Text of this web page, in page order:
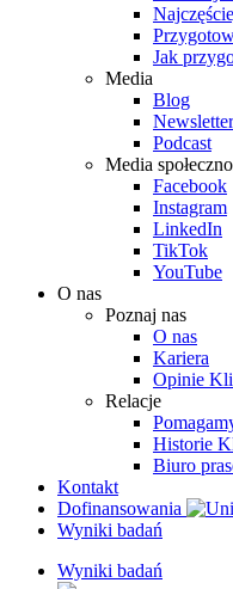
Jak
Media
Blog
Newsletter
Podcast
Media
Facebook
Instagram
LinkedIn
TikTok
YouTube
O nas
Poznaj nas
O nas
Kariera
Opinie
Relacje
Historie
Biuro
Kontakt
Dofinansowania
Wyniki badań
Wyniki badań